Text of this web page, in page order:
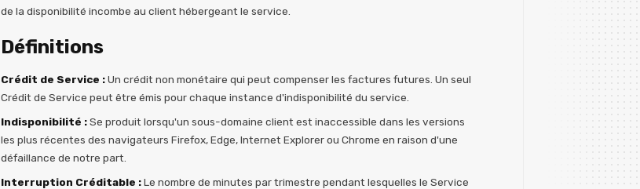
de la disponibilité incombe au client hébergeant le service.
Définitions
Crédit de Service :Un crédit non monétaire qui peut compenser les factures futures. Un seul
Crédit de Service peut être émis pour chaque instance d'indisponibilité du service.
Indisponibilité :Se produit lorsqu'un sous-domaine client est inaccessible dans les versions
les plus récentes des navigateurs Firefox, Edge, Internet Explorer ou Chrome en raison d'une
défaillance de notre part.
Interruption Créditable :Le nombre de minutes par trimestre pendant lesquelles le Service